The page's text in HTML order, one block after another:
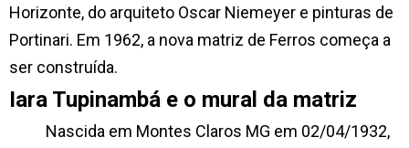
Horizonte, do arquiteto Oscar Niemeyer e pinturas de
Portinari. Em 1962, a nova matriz de Ferros começa a
ser construída.
Iara Tupinambá e o mural da matriz
Nascida em Montes Claros MG em 02/04/1932,